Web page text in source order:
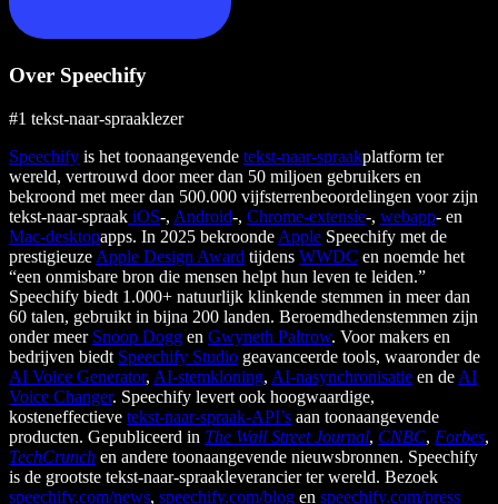
Over Speechify
#1 tekst-naar-spraaklezer
Speechify is het toonaangevende tekst-naar-spraakplatform ter
wereld, vertrouwd door meer dan 50 miljoen gebruikers en
bekroond met meer dan 500.000 vijfsterrenbeoordelingen voor zijn
tekst-naar-spraak iOS-, Android-, Chrome-extensie-, webapp- en
Mac-desktopapps. In 2025 bekroonde Apple Speechify met de
prestigieuze Apple Design Award tijdens WWDC en noemde het
“een onmisbare bron die mensen helpt hun leven te leiden.”
Speechify biedt 1.000+ natuurlijk klinkende stemmen in meer dan
60 talen, gebruikt in bijna 200 landen. Beroemdhedenstemmen zijn
onder meer Snoop Dogg en Gwyneth Paltrow. Voor makers en
bedrijven biedt Speechify Studio geavanceerde tools, waaronder de
AI Voice Generator, AI-stemkloning, AI-nasynchronisatie en de AI
Voice Changer. Speechify levert ook hoogwaardige,
kosteneffectieve tekst-naar-spraak-API’s aan toonaangevende
producten. Gepubliceerd in The Wall Street Journal, CNBC, Forbes,
TechCrunch en andere toonaangevende nieuwsbronnen. Speechify
is de grootste tekst-naar-spraakleverancier ter wereld. Bezoek
speechify.com/news, speechify.com/blog en speechify.com/press